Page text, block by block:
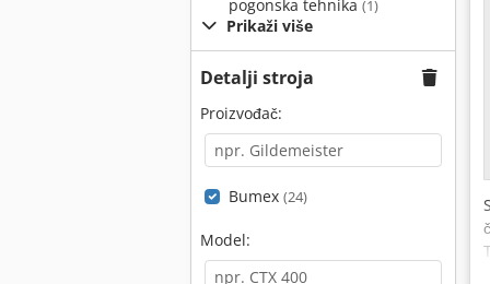
pogonska tehnika (1)
Prikaži više
Detalji stroja
Proizvođač:
Bumex (24)
Model: